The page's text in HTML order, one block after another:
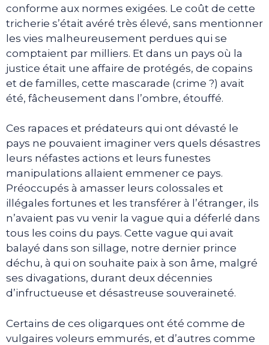
conforme aux normes exigées. Le coût de cette
tricherie s’était avéré très élevé, sans mentionner
les vies malheureusement perdues qui se
comptaient par milliers. Et dans un pays où la
justice était une affaire de protégés, de copains
et de familles, cette mascarade (crime ?) avait
été, fâcheusement dans l’ombre, étouffé.
Ces rapaces et prédateurs qui ont dévasté le
pays ne pouvaient imaginer vers quels désastres
leurs néfastes actions et leurs funestes
manipulations allaient emmener ce pays.
Préoccupés à amasser leurs colossales et
illégales fortunes et les transférer à l’étranger, ils
n’avaient pas vu venir la vague qui a déferlé dans
tous les coins du pays. Cette vague qui avait
balayé dans son sillage, notre dernier prince
déchu, à qui on souhaite paix à son âme, malgré
ses divagations, durant deux décennies
d’infructueuse et désastreuse souveraineté.
Certains de ces oligarques ont été comme de
vulgaires voleurs emmurés, et d’autres comme